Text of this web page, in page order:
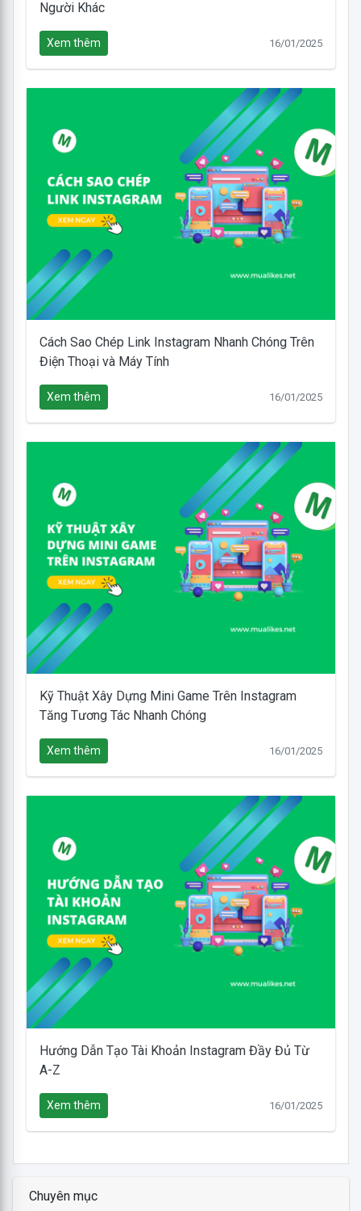
Người Khác
Xem thêm 16/01/2025
Cách Sao Chép Link Instagram Nhanh Chóng Trên
Điện Thoại và Máy Tính
Xem thêm 16/01/2025
Kỹ Thuật Xây Dựng Mini Game Trên Instagram
Tăng Tương Tác Nhanh Chóng
Xem thêm 16/01/2025
Hướng Dẫn Tạo Tài Khoản Instagram Đầy Đủ Từ
A-Z
Xem thêm 16/01/2025
Chuyên mục